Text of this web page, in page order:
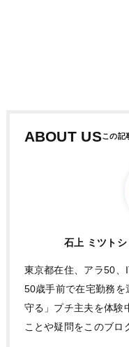
ABOUT US
石上 ミツト
東京都在住、アラ50、
50歳手前で在宅勤務を
守る」プチ主夫を体験
ことや疑問をこのブロ